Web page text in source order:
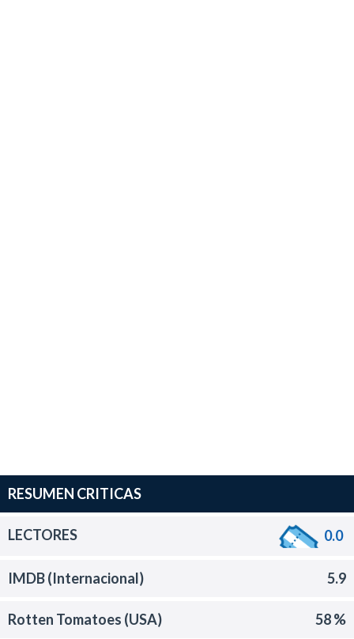
RESUMEN CRITICAS
LECTORES 0.0
IMDB (Internacional) 5.9
Rotten Tomatoes (USA) 58 %